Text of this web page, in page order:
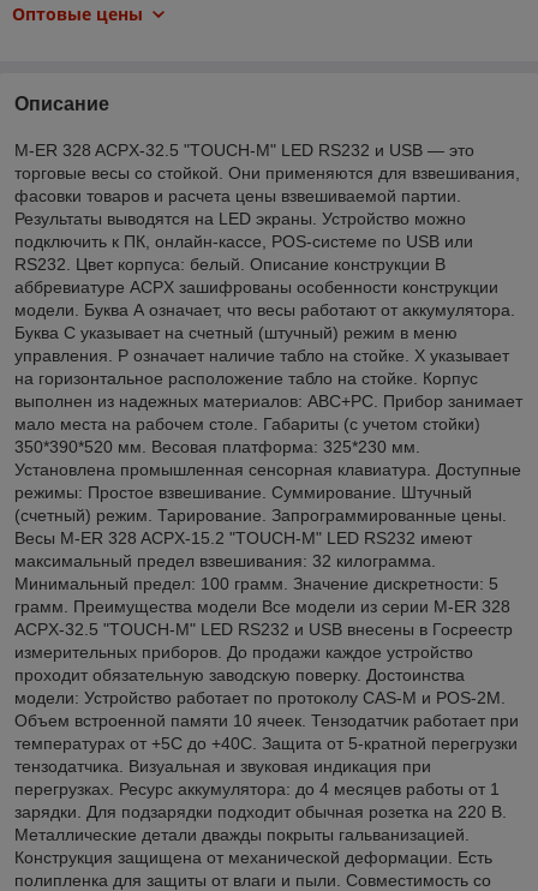
Оптовые цены
Описание
M-ER 328 ACPX-32.5 "TOUCH-M" LED RS232 и USB — это
торговые весы со стойкой. Они применяются для взвешивания,
фасовки товаров и расчета цены взвешиваемой партии.
Результаты выводятся на LED экраны. Устройство можно
подключить к ПК, онлайн-кассе, POS-системе по USB или
RS232. Цвет корпуса: белый. Описание конструкции В
аббревиатуре ACPX зашифрованы особенности конструкции
модели. Буква А означает, что весы работают от аккумулятора.
Буква С указывает на счетный (штучный) режим в меню
управления. Р означает наличие табло на стойке. Х указывает
на горизонтальное расположение табло на стойке. Корпус
выполнен из надежных материалов: ABC+PC. Прибор занимает
мало места на рабочем столе. Габариты (с учетом стойки)
350*390*520 мм. Весовая платформа: 325*230 мм.
Установлена промышленная сенсорная клавиатура. Доступные
режимы: Простое взвешивание. Суммирование. Штучный
(счетный) режим. Тарирование. Запрограммированные цены.
Весы M-ER 328 ACPX-15.2 "TOUCH-M" LED RS232 имеют
максимальный предел взвешивания: 32 килограмма.
Минимальный предел: 100 грамм. Значение дискретности: 5
грамм. Преимущества модели Все модели из серии M-ER 328
ACPX-32.5 "TOUCH-M" LED RS232 и USB внесены в Госреестр
измерительных приборов. До продажи каждое устройство
проходит обязательную заводскую поверку. Достоинства
модели: Устройство работает по протоколу CAS-M и POS-2M.
Объем встроенной памяти 10 ячеек. Тензодатчик работает при
температурах от +5С до +40С. Защита от 5-кратной перегрузки
тензодатчика. Визуальная и звуковая индикация при
перегрузках. Ресурс аккумулятора: до 4 месяцев работы от 1
зарядки. Для подзарядки подходит обычная розетка на 220 В.
Металлические детали дважды покрыты гальванизацией.
Конструкция защищена от механической деформации. Есть
полипленка для защиты от влаги и пыли. Совместимость со